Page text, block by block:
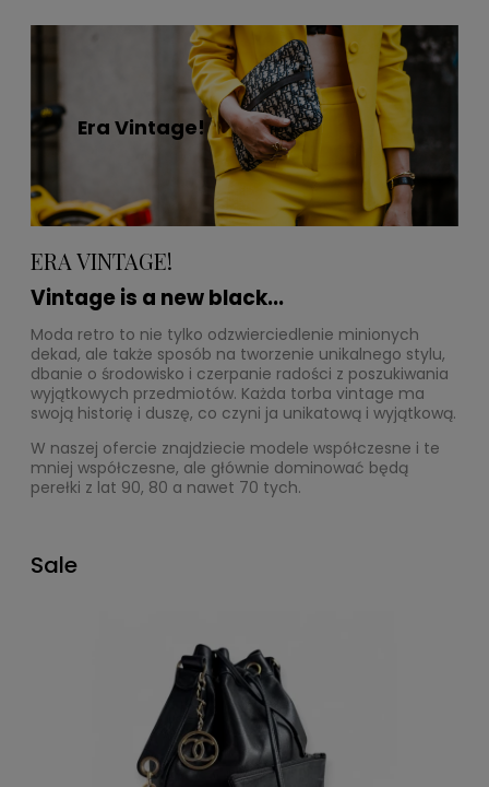
Era Vintage!
ERA VINTAGE!
Vintage is a new black...
Moda retro to nie tylko odzwierciedlenie minionych
dekad, ale także sposób na tworzenie unikalnego stylu,
dbanie o środowisko i czerpanie radości z poszukiwania
wyjątkowych przedmiotów. Każda torba vintage ma
swoją historię i duszę, co czyni ja unikatową i wyjątkową.
W naszej ofercie znajdziecie modele współczesne i te
mniej współczesne, ale głównie dominować będą
perełki z lat 90, 80 a nawet 70 tych.
Sale